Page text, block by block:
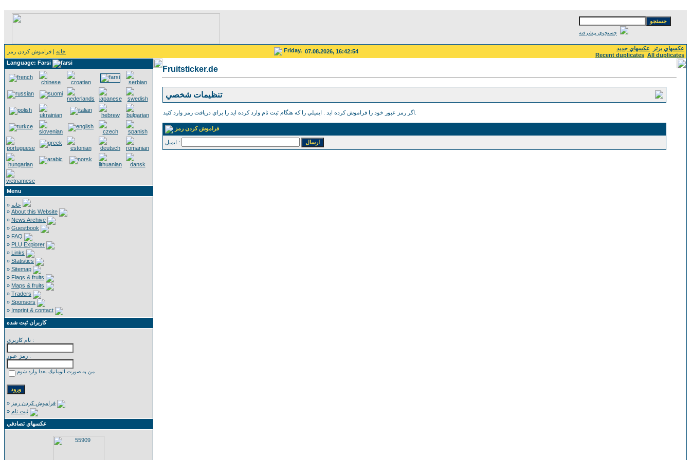
جستجوي پيشرفته
خانه | فراموش كردن رمز Friday, 07.08.2026, 16:42:54 عكسهاي برتر
عكسهاي جديد
Recent duplicates All duplicates
Language: Farsi
Menu
» خانه
» About this Website
» News Archive
» Guestbook
» FAQ
» PLU Explorer
» Links
» Statistics
» Sitemap
» Flags & fruits
» Maps & fruits
» Traders
» Sponsors
» Imprint & contact
كاربران ثبت شده
نام كاربري :
رمز عبور :
من به صورت اتوماتيك بعدا وارد شوم
» فراموش كردن رمز
» ثبت نام
عكسهاي تصادفي
Fruitsticker.de
تنظيمات شخصي
فراموش كردن رمز
ايميل :